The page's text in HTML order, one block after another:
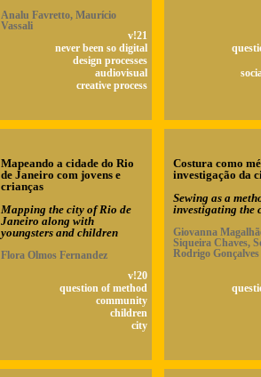
Analu Favretto, Maurício
Vassali
v!21
never been so digital
design processes
audiovisual
creative process
Mapeando a cidade do Rio
de Janeiro com jovens e
crianças
Mapping the city of Rio de
Janeiro along with
youngsters and children
Flora Olmos Fernandez
v!20
question of method
community
children
city
Costura como
investigação da
Sewing as a
investigating the
Giovanna
Siqueira Chaves,
Rodrigo